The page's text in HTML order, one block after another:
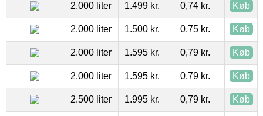
2.000 liter 1.499 kr. 0,74 kr. Køb
2.000 liter 1.500 kr. 0,75 kr. Køb
2.000 liter 1.595 kr. 0,79 kr. Køb
2.000 liter 1.595 kr. 0,79 kr. Køb
2.500 liter 1.995 kr. 0,79 kr. Køb